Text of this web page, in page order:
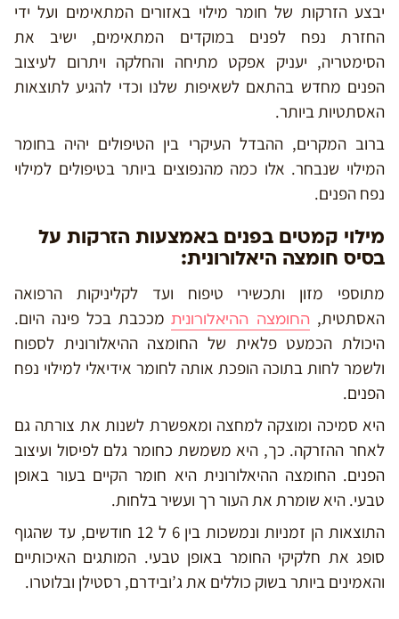
יבצע הזרקות של חומר מילוי באזורים המתאימים ועל ידי
החזרת נפח לפנים במוקדים המתאימים, ישיב את
הסימטריה, יעניק אפקט מתיחה והחלקה ויתרום לעיצוב
הפנים מחדש בהתאם לשאיפות שלנו וכדי להגיע לתוצאות
האסתטיות ביותר.
ברוב המקרים, ההבדל העיקרי בין הטיפולים יהיה בחומר
המילוי שנבחר. אלו כמה מהנפוצים ביותר בטיפולים למילוי
נפח הפנים.
מילוי קמטים בפנים באמצעות הזרקות על
בסיס חומצה היאלורונית:
מתוספי מזון ותכשירי טיפוח ועד לקליניקות הרפואה
האסתטית, החומצה ההיאלורוניתמככבת בכל פינה היום.
היכולת הכמעט פלאית של החומצה ההיאלורונית לספוח
ולשמר לחות בתוכה הופכת אותה לחומר אידיאלי למילוי נפח
הפנים.
היא סמיכה ומוצקה למחצה ומאפשרת לשנות את צורתה גם
לאחר ההזרקה. כך, היא משמשת כחומר גלם לפיסול ועיצוב
הפנים. החומצה ההיאלורונית היא חומר הקיים בעור באופן
טבעי. היא שומרת את העור רך ועשיר בלחות.
התוצאות הן זמניות ונמשכות בין 6 ל 12 חודשים, עד שהגוף
סופג את חלקיקי החומר באופן טבעי. המותגים האיכותיים
והאמינים ביותר בשוק כוללים את ג’ובידרם, רסטילן ובלוטרו.